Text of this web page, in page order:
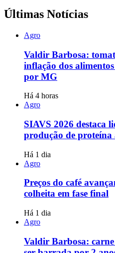
Últimas Notícias
Agro
Valdir Barbosa:
inflação dos
por MG
Há 4 horas
Agro
SIAVS 2026 destaca
produção de proteína
Há 1 dia
Agro
Preços do café
colheita em fase final
Há 1 dia
Agro
Valdir Barbosa: